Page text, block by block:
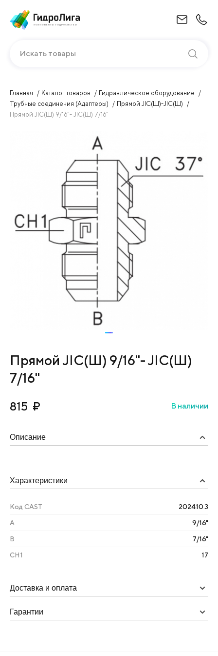
Искать товары
Главная Каталог товаров
Гидравлическое оборудование
Трубные соединения (Адаптеры)
Прямой JIC(Ш)-JIC(Ш)
Прямой JIC(Ш) 9/16"- JIC(Ш) 7/16"
Прямой JIC(Ш) 9/16"- JIC(Ш)
7/16"
815 ₽ В наличии
Описание
Характеристики
Код CAST 202410.3
А 9/16"
B 7/16"
CH1 17
Доставка и оплата
Гарантии